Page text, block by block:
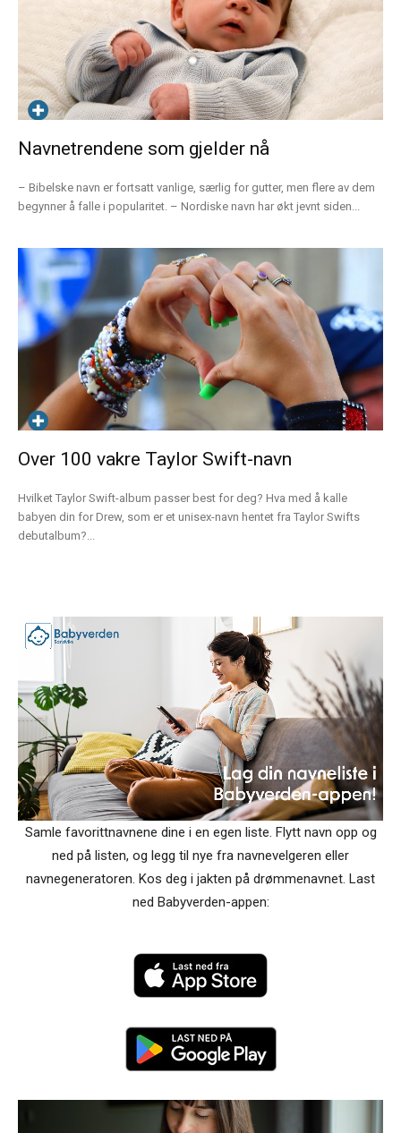
Navnetrendene som gjelder nå
– Bibelske navn er fortsatt vanlige, særlig for gutter, men flere av dem
begynner å falle i popularitet. – Nordiske navn har økt jevnt siden...
Over 100 vakre Taylor Swift-navn
Hvilket Taylor Swift-album passer best for deg? Hva med å kalle
babyen din for Drew, som er et unisex-navn hentet fra Taylor Swifts
debutalbum?...
Samle favorittnavnene dine i en egen liste. Flytt navn opp og
ned på listen, og legg til nye fra navnevelgeren eller
navnegeneratoren. Kos deg i jakten på drømmenavnet. Last
ned Babyverden-appen: